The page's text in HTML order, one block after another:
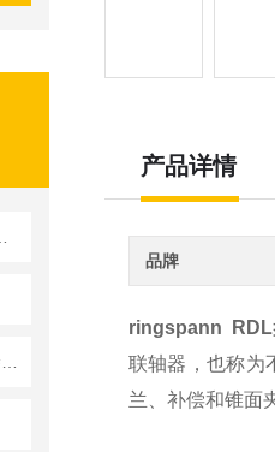
产品详情
品牌
ringspann RDL
联轴器，也称为
兰、补偿和锥面